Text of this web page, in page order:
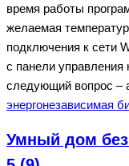
время работы
желаемая
подключения к сети
с панели управления
следующий вопрос –
энергонезависимая
Умный дом без